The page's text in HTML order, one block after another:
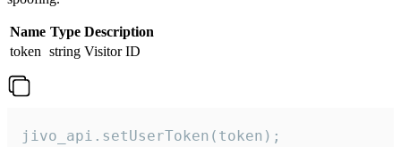
Name Type Description
token string Visitor ID
jivo_api.setUserToken(token);